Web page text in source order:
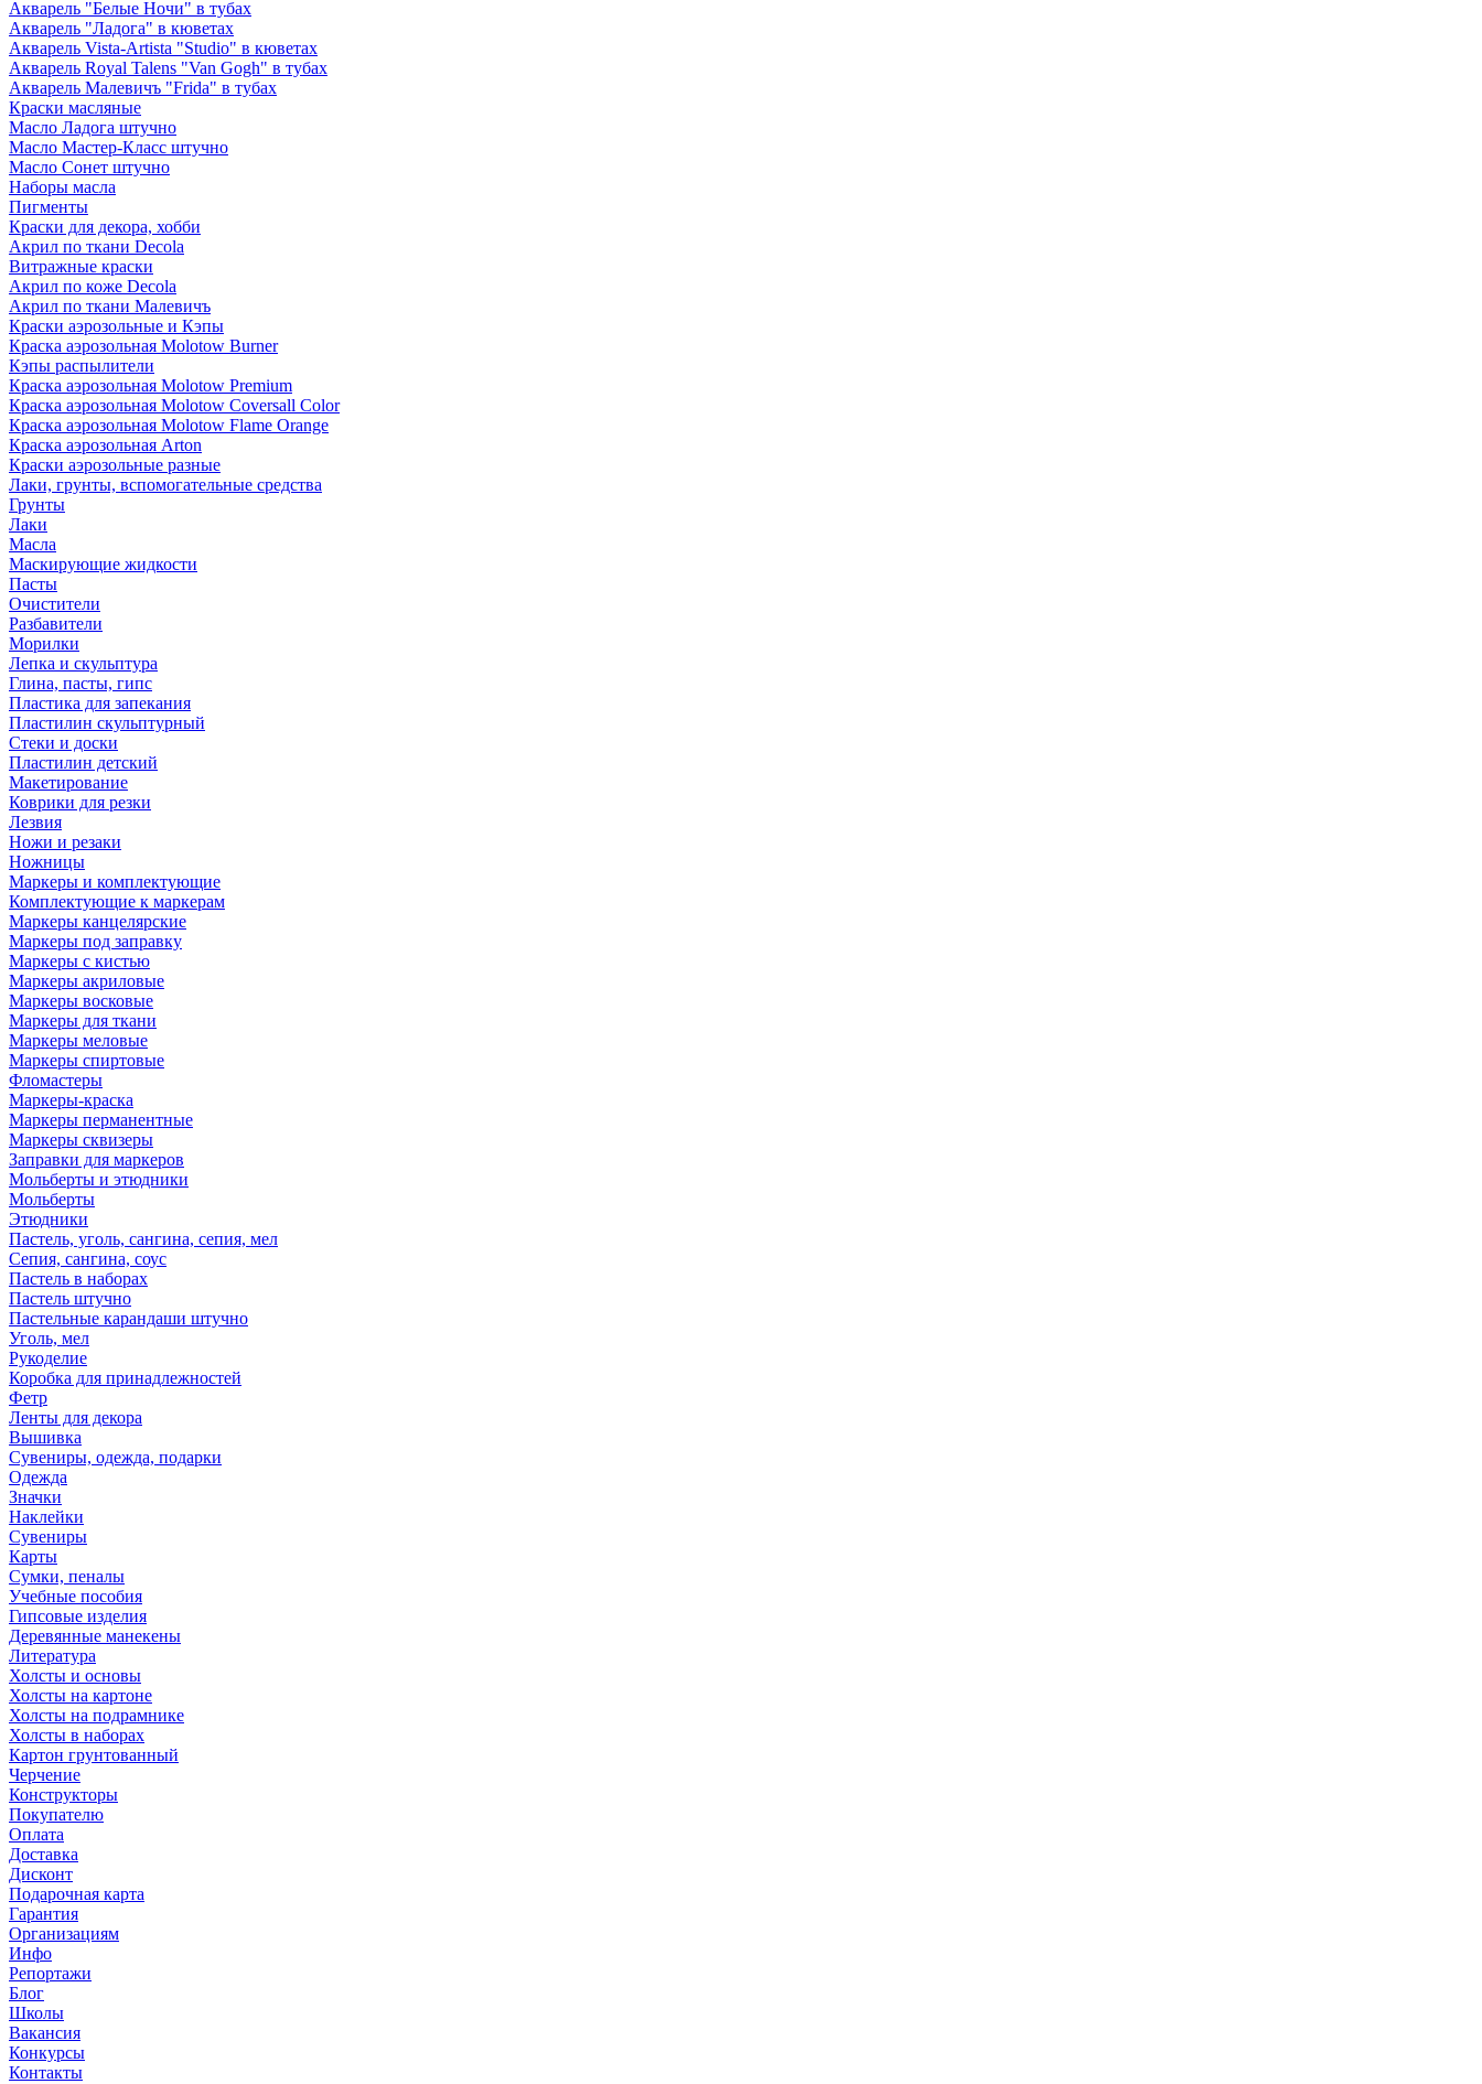
Акварель "Белые Ночи" в тубах
Акварель "Ладога" в кюветах
Акварель Vista-Artista "Studio" в кюветах
Акварель Royal Talens "Van Gogh" в тубах
Акварель Малевичъ "Frida" в тубах
Краски масляные
Масло Ладога штучно
Масло Мастер-Класс штучно
Масло Сонет штучно
Наборы масла
Пигменты
Краски для декора, хобби
Акрил по ткани Decola
Витражные краски
Акрил по коже Decola
Акрил по ткани Малевичъ
Краски аэрозольные и Кэпы
Краска аэрозольная Molotow Burner
Кэпы распылители
Краска аэрозольная Molotow Premium
Краска аэрозольная Molotow Coversall Color
Краска аэрозольная Molotow Flame Orange
Краска аэрозольная Arton
Краски аэрозольные разные
Лаки, грунты, вспомогательные средства
Грунты
Лаки
Масла
Маскирующие жидкости
Пасты
Очистители
Разбавители
Морилки
Лепка и скульптура
Глина, пасты, гипс
Пластика для запекания
Пластилин скульптурный
Стеки и доски
Пластилин детский
Макетирование
Коврики для резки
Лезвия
Ножи и резаки
Ножницы
Маркеры и комплектующие
Комплектующие к маркерам
Маркеры канцелярские
Маркеры под заправку
Маркеры с кистью
Маркеры акриловые
Маркеры восковые
Маркеры для ткани
Маркеры меловые
Маркеры спиртовые
Фломастеры
Маркеры-краска
Маркеры перманентные
Маркеры сквизеры
Заправки для маркеров
Мольберты и этюдники
Мольберты
Этюдники
Пастель, уголь, сангина, сепия, мел
Сепия, сангина, соус
Пастель в наборах
Пастель штучно
Пастельные карандаши штучно
Уголь, мел
Рукоделие
Коробка для принадлежностей
Фетр
Ленты для декора
Вышивка
Сувениры, одежда, подарки
Одежда
Значки
Наклейки
Сувениры
Карты
Сумки, пеналы
Учебные пособия
Гипсовые изделия
Деревянные манекены
Литература
Холсты и основы
Холсты на картоне
Холсты на подрамнике
Холсты в наборах
Картон грунтованный
Черчение
Конструкторы
Покупателю
Оплата
Доставка
Дисконт
Подарочная карта
Гарантия
Организациям
Инфо
Репортажи
Блог
Школы
Вакансия
Конкурсы
Контакты